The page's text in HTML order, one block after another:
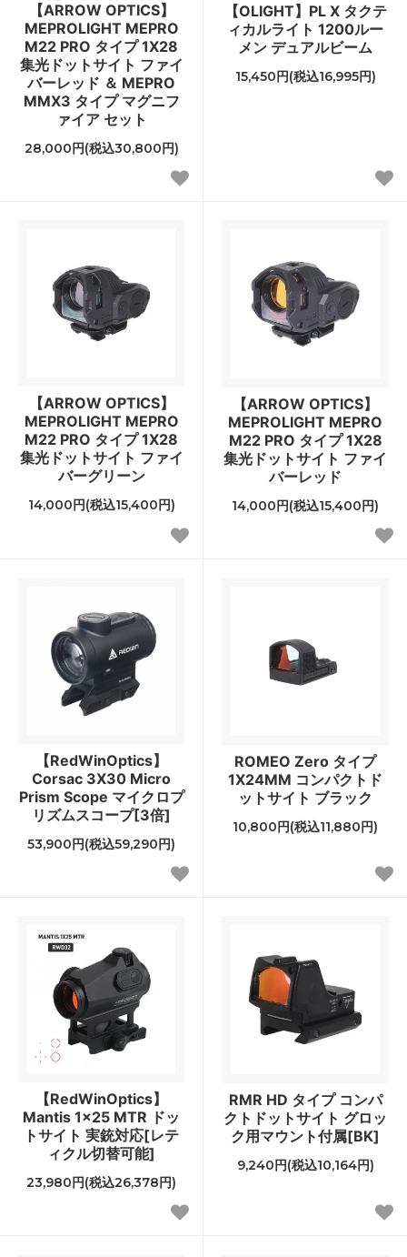
【ARROW OPTICS】
MEPROLIGHT MEPRO
M22 PRO タイプ 1X28
集光ドットサイト ファイ
バーレッド ＆ MEPRO
MMX3 タイプ マグニフ
ァイア セット
28,000円(税込30,800円)
【OLIGHT】PL X タクテ
ィカルライト 1200ルー
メン デュアルビーム
15,450円(税込16,995円)
【ARROW OPTICS】
MEPROLIGHT MEPRO
M22 PRO タイプ 1X28
集光ドットサイト ファイ
バーグリーン
14,000円(税込15,400円)
【ARROW OPTICS】
MEPROLIGHT MEPRO
M22 PRO タイプ 1X28
集光ドットサイト ファイ
バーレッド
14,000円(税込15,400円)
【RedWinOptics】
Corsac 3X30 Micro
Prism Scope マイクロプ
リズムスコープ[3倍]
53,900円(税込59,290円)
ROMEO Zero タイプ
1X24MM コンパクトド
ットサイト ブラック
10,800円(税込11,880円)
【RedWinOptics】
Mantis 1x25 MTR ドッ
トサイト 実銃対応[レテ
ィクル切替可能]
23,980円(税込26,378円)
RMR HD タイプ コンパ
クトドットサイト グロッ
ク用マウント付属[BK]
9,240円(税込10,164円)